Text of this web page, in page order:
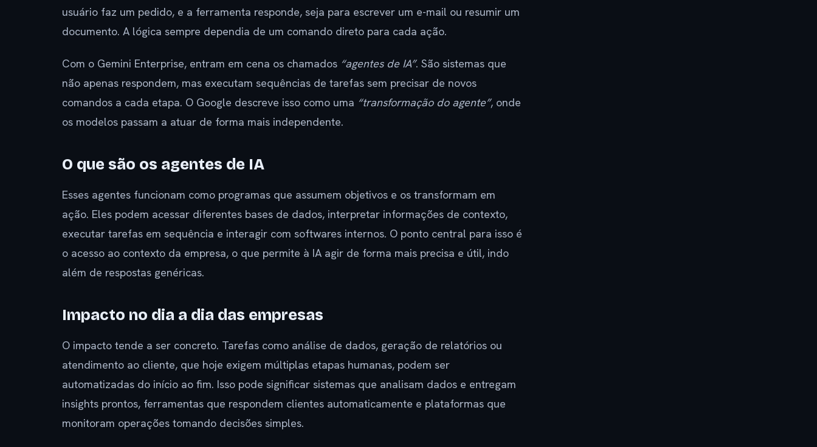
usuário faz um pedido, e a ferramenta responde, seja para escrever um e-mail ou resumir um
documento. A lógica sempre dependia de um comando direto para cada ação.
Com o Gemini Enterprise, entram em cena os chamados “agentes de IA”. São sistemas que
não apenas respondem, mas executam sequências de tarefas sem precisar de novos
comandos a cada etapa. O Google descreve isso como uma “transformação do agente”, onde
os modelos passam a atuar de forma mais independente.
O que são os agentes de IA
Esses agentes funcionam como programas que assumem objetivos e os transformam em
ação. Eles podem acessar diferentes bases de dados, interpretar informações de contexto,
executar tarefas em sequência e interagir com softwares internos. O ponto central para isso é
o acesso ao contexto da empresa, o que permite à IA agir de forma mais precisa e útil, indo
além de respostas genéricas.
Impacto no dia a dia das empresas
O impacto tende a ser concreto. Tarefas como análise de dados, geração de relatórios ou
atendimento ao cliente, que hoje exigem múltiplas etapas humanas, podem ser
automatizadas do início ao fim. Isso pode significar sistemas que analisam dados e entregam
insights prontos, ferramentas que respondem clientes automaticamente e plataformas que
monitoram operações tomando decisões simples.